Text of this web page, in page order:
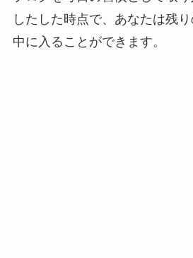
したした時点で、あなたは残
中に入ることができます。